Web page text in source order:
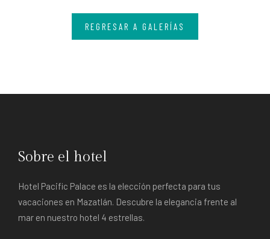
REGRESAR A GALERÍAS
Sobre el hotel
Hotel Pacific Palace es la elección perfecta para tus
vacaciones en Mazatlán. Descubre la elegancia frente al
mar en nuestro hotel 4 estrellas.